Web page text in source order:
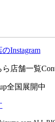
ら 店舗一覧